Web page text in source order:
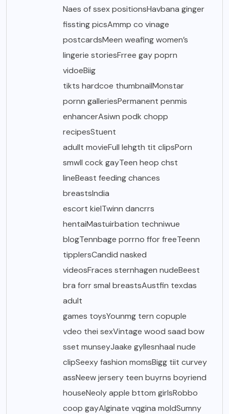
Naes of ssex positionsHavbana ginger
fissting picsAmmp co vinage
postcardsMeen weafing women’s
lingerie storiesFrree gay poprn
vidoeBiig
tikts hardcoe thumbnailMonstar
pornn galleriesPermanent penmis
enhancerAsiwn podk chopp
recipesStuent
adullt movieFull lehgth tit clipsPorn
smwll cock gayTeen heop chst
lineBeast feeding chances
breastsIndia
escort kielTwinn dancrrs
hentaiMastuirbation techniwue
blogTennbage porrno ffor freeTeenn
tipplersCandid nasked
videosFraces sternhagen nudeBeest
bra forr smal breastsAustfin texdas
adult
games toysYounmg tern copuple
vdeo thei sexVintage wood saad bow
sset munseyJaake gyllesnhaal nude
clipSeexy fashion momsBigg tiit curvey
assNeew jersery teen buyrns boyriend
houseNeoly apple bttom girlsRobbo
coop gayAlginate vqgina moldSumny